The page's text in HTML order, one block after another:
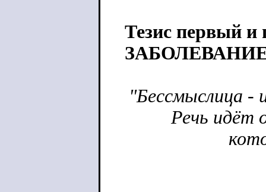
Тезис первый
"Бессмыслица -
Речь идёт